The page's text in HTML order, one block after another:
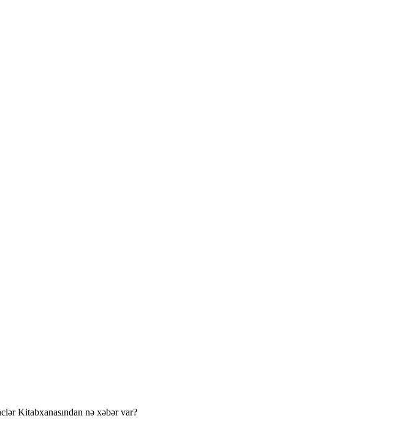
Kitabxanasından nə xəbər var?